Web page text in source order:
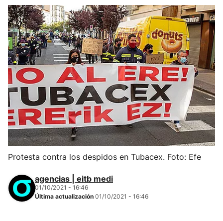
Protesta contra los despidos en Tubacex. Foto: Efe
agencias | eitb medi
01/10/2021 - 16:46
Última actualización 01/10/2021 - 16:46